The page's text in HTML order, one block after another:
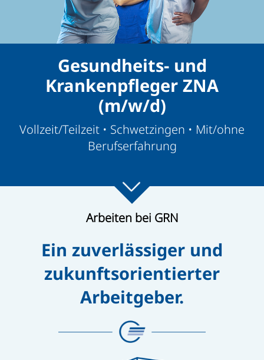
Gesundheits- und
Krankenpfleger ZNA
(m/w/d)
Vollzeit/Teilzeit • Schwetzingen • Mit/ohne
Berufserfahrung
Arbeiten bei GRN
Ein zuverlässiger und
zukunftsorientierter
Arbeitgeber.